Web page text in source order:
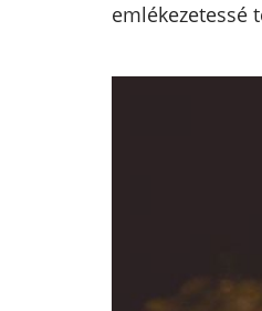
emlékezetessé